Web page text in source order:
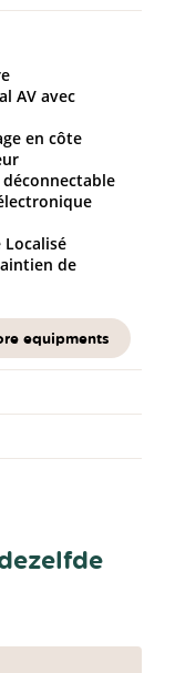
AV avec
en côte
Localisé
de
equipments